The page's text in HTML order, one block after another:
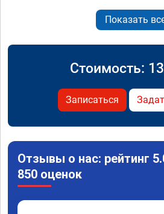
Показать
Стоимость:
Записаться
Отзывы о нас: рейтинг
850 оценок